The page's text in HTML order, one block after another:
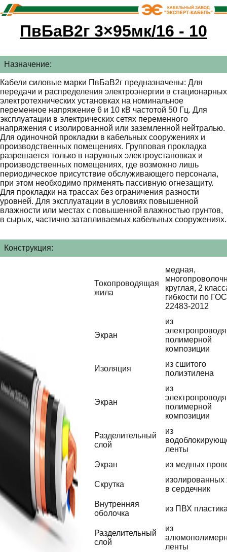
ПвБаВ2г 3×95мк/16 - 10
Назначение:
Кабели силовые марки ПвБаВ2г предназначены: Для
передачи и распределения электроэнергии в стационарных
электротехнических установках на номинальное
переменное напряжение 6 и 10 кВ частотой 50 Гц. Для
эксплуатации в электрических сетях переменного
напряжения с изолированной или заземленной нейтралью.
Для одиночной прокладки в кабельных сооружениях и
производственных помещениях. Групповая прокладка
разрешается только в наружных электроустановках и
производственных помещениях, где возможно лишь
периодическое присутствие обслуживающего персонала,
при этом необходимо применять пассивную огнезащиту.
Для прокладки на трассах без ограничения разности
уровней. Для эксплуатации в условиях повышенной
влажности или местах с повышенной влажностью грунтов,
в сырых, частично затапливаемых кабельных сооружениях.
Конструкция:
Токопроводящая
жила
медная,
круглая, 2
гибкости по
22483-2012
Экран
из
полимерной
композиции
Изоляция
из сшитого
полиэтилена
Экран
из
полимерной
композиции
Разделительный
слой
из
ленты
Экран
из медных
Скрутка
изолированных
в сердечник
Внутренняя
оболочка
из ПВХ
Разделительный
слой
из
ленты